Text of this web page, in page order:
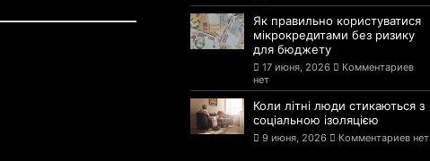
Як правильно користуватися
мікрокредитами без ризику
для бюджету
17 июня, 2026
Комментариев
нет
Коли літні люди стикаються з
соціальною ізоляцією
9 июня, 2026 Комментариев нет